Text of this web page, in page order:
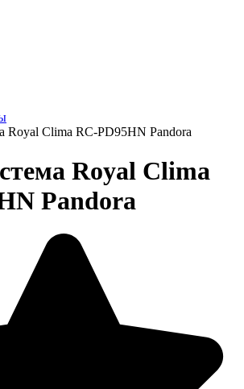
Royal Clima RC-PD95HN Pandora
Royal Clima
Pandora